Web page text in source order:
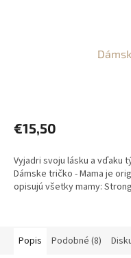
€15,50
Vyjadri svoju lásku a vďaku
Dámske tričko - Mama je
opisujú všetky mamy:
Popis Podobné (8)